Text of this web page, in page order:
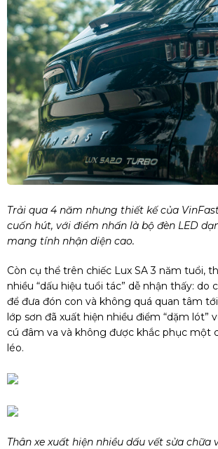
Trải qua 4 năm nhưng thiết kế của
cuốn hút, với điểm nhấn là bộ đèn LED
mang tính nhận diện cao.
Còn cụ thể trên chiếc Lux SA 3 năm tuổi,
nhiều “dấu hiệu tuổi tác” dễ nhận thấy: do
để đưa đón con và không quá quan tâm
lớp sơn đã xuất hiện nhiều điểm “dặm lót”
cú đâm va và không được khắc phục một
léo.
Thân xe xuất hiện nhiều dấu vết sửa chữa